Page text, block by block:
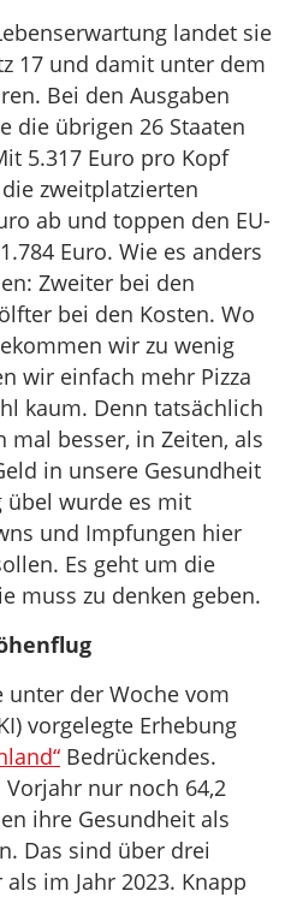
landet sie
17 und damit unter dem
Bei den Ausgaben
die übrigen 26 Staaten
5.317 Euro pro Kopf
zweitplatzierten
ab und toppen den EU-
Euro. Wie es anders
Zweiter bei den
bei den Kosten. Wo
wir zu wenig
wir einfach mehr Pizza
kaum. Denn tatsächlich
mal besser, in Zeiten, als
in unsere Gesundheit
übel wurde es mit
und Impfungen hier
Es geht um die
muss zu denken geben.
der Woche vom
vorgelegte Erhebung
Bedrückendes.
nur noch 64,2
ihre Gesundheit als
Das sind über drei
im Jahr 2023. Knapp